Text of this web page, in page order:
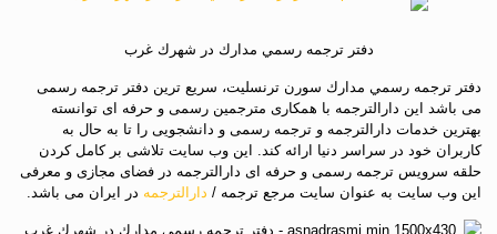
دفتر ترجمه رسمي مدارك در شهرك غرب
دفتر ترجمه رسمي مدارك سورن ترنسلیت، سریع ترین دفتر ترجمه رسمی
می باشد این دارالترجمه با همکاری مترجمین رسمی و حرفه ای توانسته
بهترین خدمات دارالترجمه و ترجمه رسمی و دانشجویی را تا به حال به
کاربران خود در سراسر دنیا ارائه کند. این وب سایت تلاشی بر کامل کردن
حلقه سرویس ترجمه رسمی و حرفه ای دارالترجمه در فضای مجازی و معرفی
این وب سایت به عنوان سایت مرجع ترجمه / دارالترجمه در ایران می باشد.